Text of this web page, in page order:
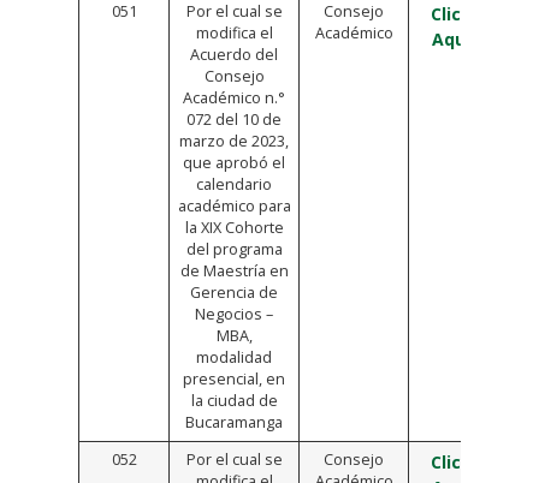
051
Por el cual se
modifica el
Acuerdo del
Consejo
Académico n.°
072 del 10 de
marzo de 2023,
que aprobó el
calendario
académico para
la XIX Cohorte
del programa
de Maestría en
Gerencia de
Negocios –
MBA,
modalidad
presencial, en
la ciudad de
Bucaramanga
Consejo
Académico
Click
Aquí
052
Por el cual se
Consejo
Click